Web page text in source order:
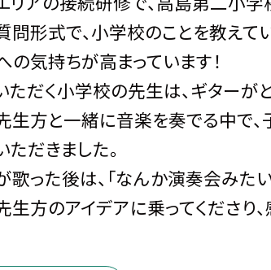
問形式で、小学校のことを教えて
の気持ちが高まっています！
ただく小学校の先生は、ギターが
生方と一緒に音楽を奏でる中で、
だきました。
った後は、「なんか演奏会みたい
生方のアイデアに乗ってくださり、